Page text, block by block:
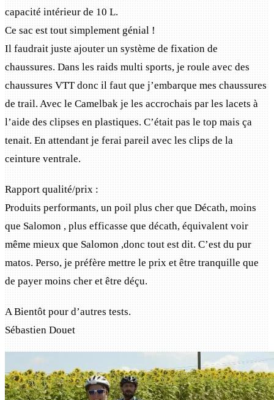
capacité intérieur de 10 L.
Ce sac est tout simplement génial !
Il faudrait juste ajouter un système de fixation de
chaussures. Dans les raids multi sports, je roule avec des
chaussures VTT donc il faut que j’embarque mes chaussures
de trail. Avec le Camelbak je les accrochais par les lacets à
l’aide des clipses en plastiques. C’était pas le top mais ça
tenait. En attendant je ferai pareil avec les clips de la
ceinture ventrale.
Rapport qualité/prix :
Produits performants, un poil plus cher que Décath, moins
que Salomon , plus efficasse que décath, équivalent voir
même mieux que Salomon ,donc tout est dit. C’est du pur
matos. Perso, je préfère mettre le prix et être tranquille que
de payer moins cher et être déçu.
A Bientôt pour d’autres tests.
Sébastien Douet